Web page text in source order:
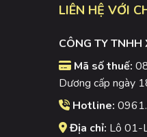
LIÊN HỆ VỚI
CÔNG TY
Mã số thuế:
Dương cấp ngày
Hotline:
Địa chỉ: Lô 01-